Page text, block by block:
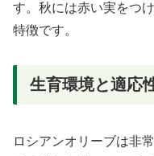
す。秋には赤い実をつ
特徴です。
生育環境と適応
ロシアンオリーブは非